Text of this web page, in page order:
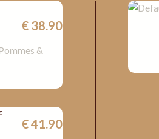
€ 38.90
&
€ 41.90